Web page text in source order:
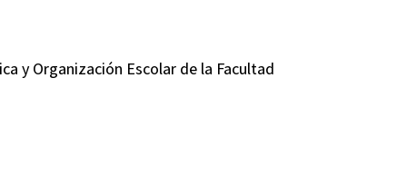
y Organización Escolar de la Facultad